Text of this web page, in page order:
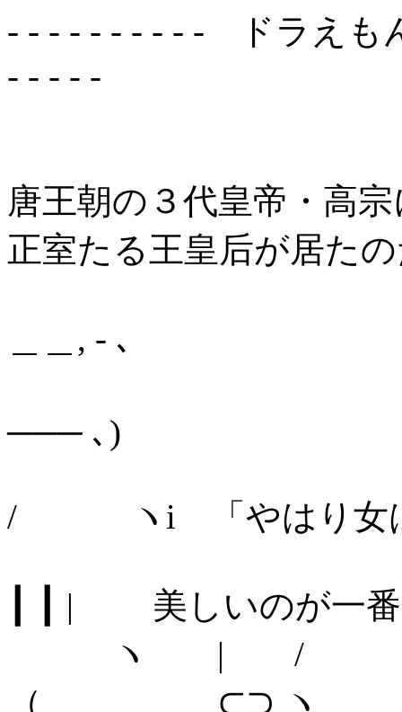
- - - - - - - - - - ドラえも
- - - - -
唐王朝の３代皇帝・高
正室たる王皇后が居た
＿＿, - ､
─── ､)
/ ヽi 「やはり女
┃ ┃ | 美しいのが一番
ヽ
（ ⊂⊃ ヽ